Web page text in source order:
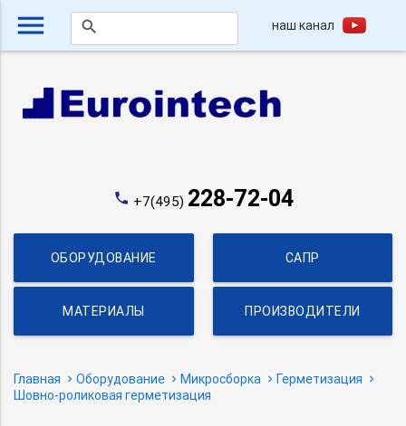
menu search наш канал
phone +7(495) 228-72-04
ОБОРУДОВАНИЕ САПР
МАТЕРИАЛЫ ПРОИЗВОДИТЕЛИ
Главная Оборудование Микросборка
Герметизация
Шовно-роликовая герметизация